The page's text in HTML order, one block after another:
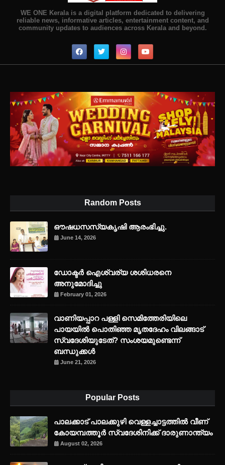
WE ONE Kerala is a digital platform dedicated to delivering
reliable news, informative articles, entertainment content, and
community updates to audiences across Kerala and beyond.
Random Posts
ഔഷധസസ്യകൃഷി ആരംഭിച്ചു.
June 14, 2026
ഡോക്ടർ ഐശ്വര്യ ശശിധരനെ
അനുമോദിച്ചു
February 01, 2026
വാണിയപ്പാറ പള്ളി സെമിത്തേരിയിലെ
പായയിൽ പൊതിഞ്ഞ മൃതദേഹം വിലങ്ങാട്
സ്വദേശിയുടേത്? സംശയമുണ്ടെന്ന്
ബന്ധുക്കൾ
June 21, 2026
Popular Posts
പാലക്കാട് പാലക്കുഴി വെള്ളച്ചാട്ടത്തില്‍ വീണ്
കോയമ്പത്തൂര്‍ സ്വദേശിനിക്ക് ദാരുണാന്ത്യം
August 02, 2026